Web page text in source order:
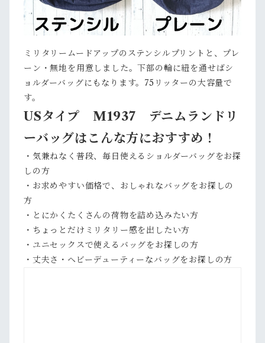
ミリタリームードアップのステンシルプリントと、プレ
ーン・無地を用意しました。下部の輪に紐を通せばシ
ョルダーバッグにもなります。75リッターの大容量で
す。
USタイプ M1937 デニムランドリ
ーバッグはこんな方におすすめ！
・気兼ねなく普段、毎日使えるショルダーバッグをお探
しの方
・お求めやすい価格で、おしゃれなバッグをお探しの
方
・とにかくたくさんの荷物を詰め込みたい方
・ちょっとだけミリタリー感を出したい方
・ユニセックスで使えるバッグをお探しの方
・丈夫さ・ヘビーデューティーなバッグをお探しの方